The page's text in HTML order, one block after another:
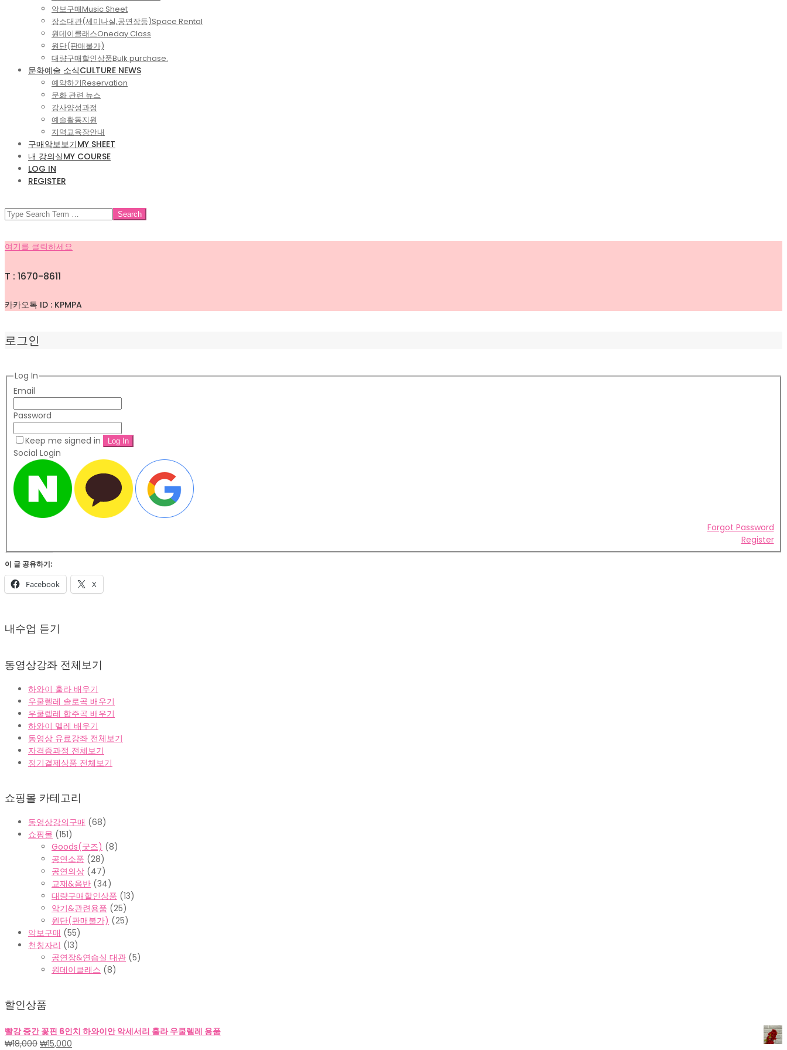
악보구매Music Sheet
장소대관(세미나실,공연장등)Space Rental
원데이클래스Oneday Class
원단(판매불가)
대량구매할인상품Bulk purchase.
문화예술 소식CULTURE NEWS
예약하기Reservation
문화 관련 뉴스
강사양성과정
예술활동지원
지역교육장안내
구매악보보기MY SHEET
내 강의실MY COURSE
LOG IN
REGISTER
SEARCH
여기를 클릭하세요
T : 1670-8611
카카오톡 ID : KPMPA
로그인
Log In
Email
Password
Keep me signed in
Social Login
Forgot Password
Register
이 글 공유하기:
Facebook X
02-
내수업 듣기
동영상강좌 전체보기
하와이 훌라 배우기
우쿨렐레 솔로곡 배우기
우쿨렐레 합주곡 배우기
하와이 멜레 배우기
동영상 유료강좌 전체보기
자격증과정 전체보기
정기결제상품 전체보기
쇼핑몰 카테고리
동영상강의구매 (68)
쇼핑몰 (151)
Goods(굿즈) (8)
공연소품 (28)
공연의상 (47)
교재&음반 (34)
대량구매할인상품 (13)
악기&관련용품 (25)
원단(판매불가) (25)
악보구매 (55)
천칭자리 (13)
공연장&연습실 대관 (5)
원데이클래스 (8)
할인상품
빨강 중간 꽃핀 6인치 하와이안 악세서리 훌라 우쿨렐레 용품
₩18,000 원
₩15,000